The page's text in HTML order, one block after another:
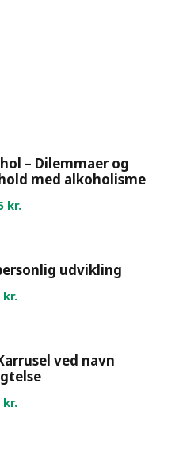
– Dilemmaer og
med alkoholisme
kr.
udvikling
kr.
ved navn
kr.